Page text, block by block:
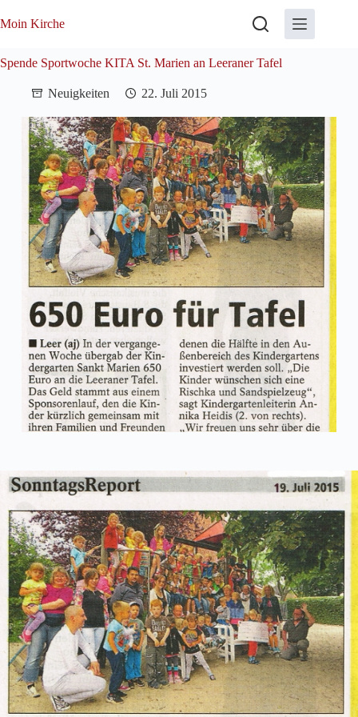
Inhalt
Moin Kirche
Spende Sportwoche KITA St. Marien an Leeraner Tafel
Neuigkeiten 22. Juli 2015